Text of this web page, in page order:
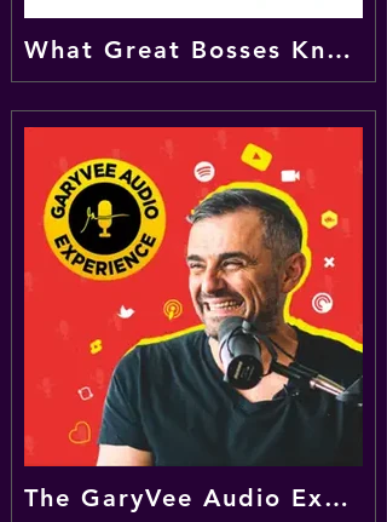
What Great Bosses Know
The GaryVee Audio Experience